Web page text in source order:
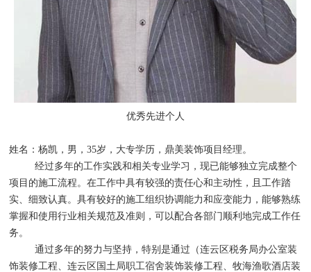
优秀先进个人
姓名：杨凯，男，35岁， 大专学历，鼎美装饰项目经理。
经过多年的工作实践和相关专业学习，现已能够独立完成整个
项目的施工流程。在工作中具有较强的责任心和主动性，且工作踏
实、细致认真。具有较好的施工组织协调能力和应变能力，能够熟练
掌握和使用行业相关规范及准则，可以配合各部门顺利地完成工作任
务。
通过多年的努力与坚持，特别是通过（连云区税务局办公室装
饰装修工程、连云区国土局职工宿舍装饰装修工程、牧海渔歌酒店装